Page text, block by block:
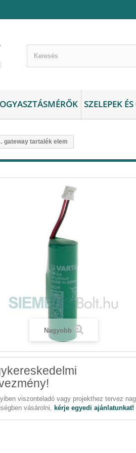
SZELEPEK
gateway tartalék elem
Nagyobb
viszonteladó vagy projekthez tervez
vásárolni, kérje egyedi ajánlatunkat!